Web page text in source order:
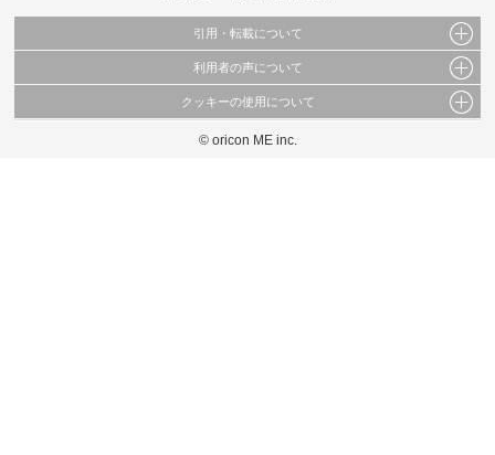
引用・転載について
当サイトで公開されている情報（文字、写真、イラスト、画像データ等）及びこれらの配
これらの情報を権利者の許可なく無断転載・複製などの二次利用を行うことは固く禁じて
利用者の声について
当サイトに掲載している内容はすべてサービスの利用者が提出された見解・感想です。
弊社の見解・ 意見ではないことをご理解いただいた上でご覧ください。
クッキーの使用について
このサイトでは Cookie を使用して、ユーザーに合わせたコンテンツや広告の表示、ソー
© oricon ME inc.